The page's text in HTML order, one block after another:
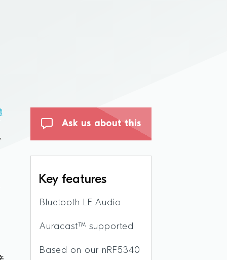
Ask us about this
Key features
Bluetooth LE Audio
Auracast™ supported
Based on our nRF5340